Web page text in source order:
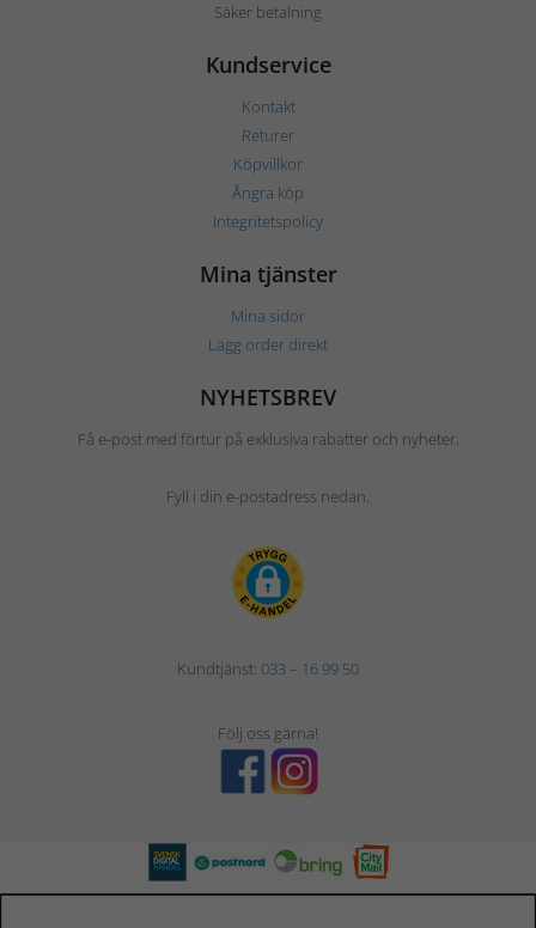
Säker betalning
Kundservice
Kontakt
Returer
Köpvillkor
Ångra köp
Integritetspolicy
Mina tjänster
Mina sidor
Lägg order direkt
NYHETSBREV
Få e-post med förtur på exklusiva rabatter och nyheter.
Fyll i din e-postadress nedan.
Kundtjänst: 033 – 16 99 50
Följ oss gärna!